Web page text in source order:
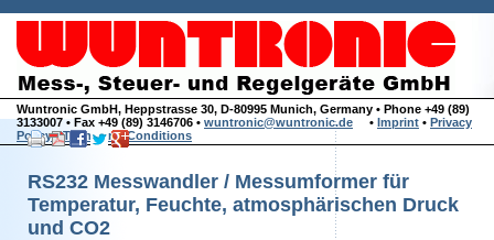
Wuntronic GmbH, Heppstrasse 30, D-80995 Munich, Germany • Phone +49 (89)
3133007 • Fax +49 (89) 3146706 • wuntronic@wuntronic.de • Imprint • Privacy
Policy•Terms and Conditions
RS232 Messwandler / Messumformer für
Temperatur, Feuchte, atmosphärischen Druck
und CO2